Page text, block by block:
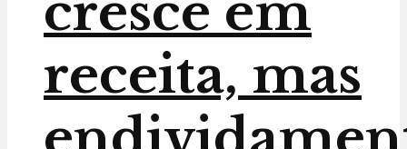
receita, mas